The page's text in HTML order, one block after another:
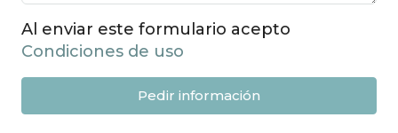
Al enviar este formulario acepto
Condiciones de uso
Pedir información